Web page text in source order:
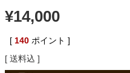
収納家具
¥14,000
[ 140 ポイント ]
送料込